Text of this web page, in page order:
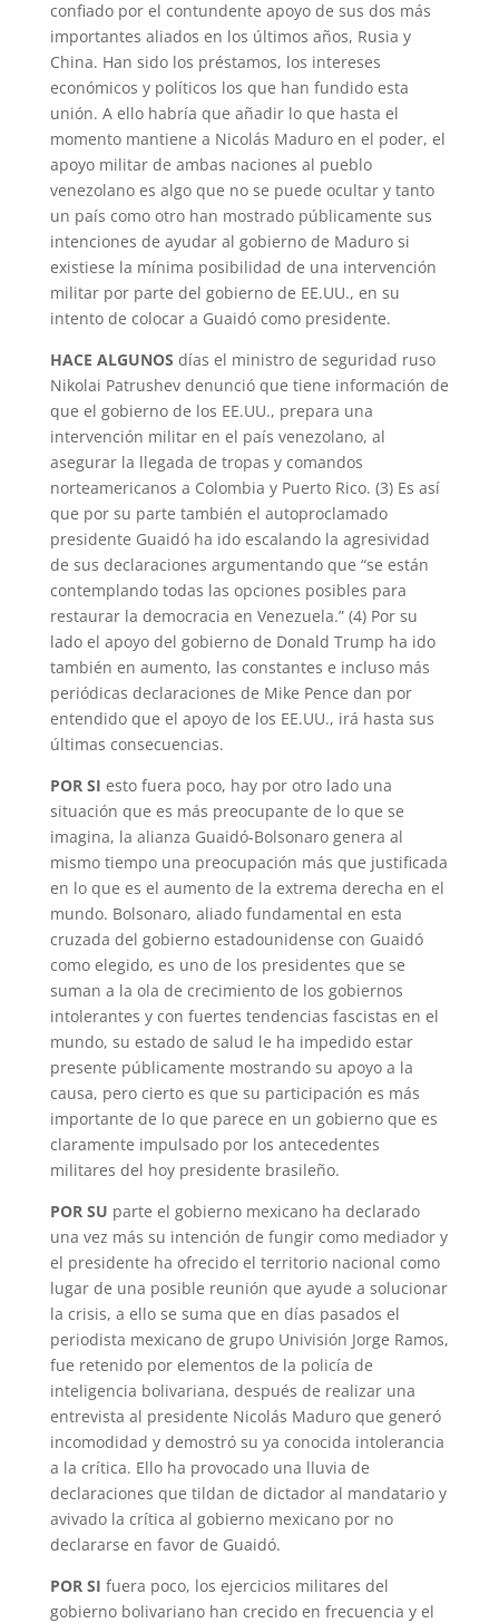
confiado por el contundente apoyo de sus dos más
importantes aliados en los últimos años, Rusia y
China. Han sido los préstamos, los intereses
económicos y políticos los que han fundido esta
unión. A ello habría que añadir lo que hasta el
momento mantiene a Nicolás Maduro en el poder, el
apoyo militar de ambas naciones al pueblo
venezolano es algo que no se puede ocultar y tanto
un país como otro han mostrado públicamente sus
intenciones de ayudar al gobierno de Maduro si
existiese la mínima posibilidad de una intervención
militar por parte del gobierno de EE.UU., en su
intento de colocar a Guaidó como presidente.
HACE ALGUNOS días el ministro de seguridad ruso
Nikolai Patrushev denunció que tiene información de
que el gobierno de los EE.UU., prepara una
intervención militar en el país venezolano, al
asegurar la llegada de tropas y comandos
norteamericanos a Colombia y Puerto Rico. (3) Es así
que por su parte también el autoproclamado
presidente Guaidó ha ido escalando la agresividad
de sus declaraciones argumentando que “se están
contemplando todas las opciones posibles para
restaurar la democracia en Venezuela.” (4) Por su
lado el apoyo del gobierno de Donald Trump ha ido
también en aumento, las constantes e incluso más
periódicas declaraciones de Mike Pence dan por
entendido que el apoyo de los EE.UU., irá hasta sus
últimas consecuencias.
POR SI esto fuera poco, hay por otro lado una
situación que es más preocupante de lo que se
imagina, la alianza Guaidó-Bolsonaro genera al
mismo tiempo una preocupación más que justificada
en lo que es el aumento de la extrema derecha en el
mundo. Bolsonaro, aliado fundamental en esta
cruzada del gobierno estadounidense con Guaidó
como elegido, es uno de los presidentes que se
suman a la ola de crecimiento de los gobiernos
intolerantes y con fuertes tendencias fascistas en el
mundo, su estado de salud le ha impedido estar
presente públicamente mostrando su apoyo a la
causa, pero cierto es que su participación es más
importante de lo que parece en un gobierno que es
claramente impulsado por los antecedentes
militares del hoy presidente brasileño.
POR SU parte el gobierno mexicano ha declarado
una vez más su intención de fungir como mediador y
el presidente ha ofrecido el territorio nacional como
lugar de una posible reunión que ayude a solucionar
la crisis, a ello se suma que en días pasados el
periodista mexicano de grupo Univisión Jorge Ramos,
fue retenido por elementos de la policía de
inteligencia bolivariana, después de realizar una
entrevista al presidente Nicolás Maduro que generó
incomodidad y demostró su ya conocida intolerancia
a la crítica. Ello ha provocado una lluvia de
declaraciones que tildan de dictador al mandatario y
avivado la crítica al gobierno mexicano por no
declararse en favor de Guaidó.
POR SI fuera poco, los ejercicios militares del
gobierno bolivariano han crecido en frecuencia y el